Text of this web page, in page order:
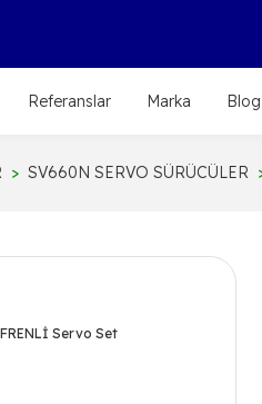
Referanslar Marka Blog
SV660N SERVO SÜRÜCÜLER